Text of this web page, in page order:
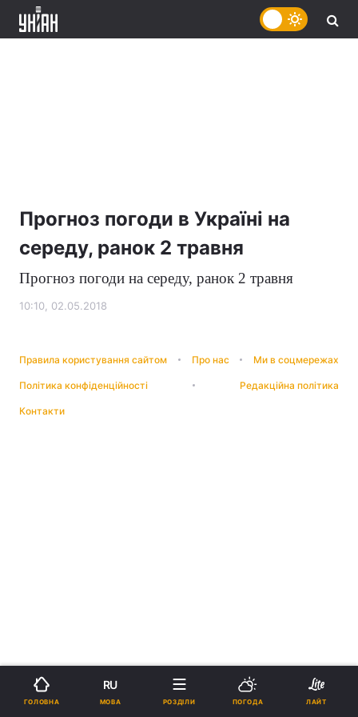
Прогноз погоди в Україні на
середу, ранок 2 травня
Прогноз погоди на середу, ранок 2 травня
10:10, 02.05.2018
Правила користування сайтом Про нас Ми в соцмережах
Політика конфіденційності Редакційна політика
Контакти
ГОЛОВНА
RU
МОВА РОЗДІЛИ ПОГОДА ЛАЙТ